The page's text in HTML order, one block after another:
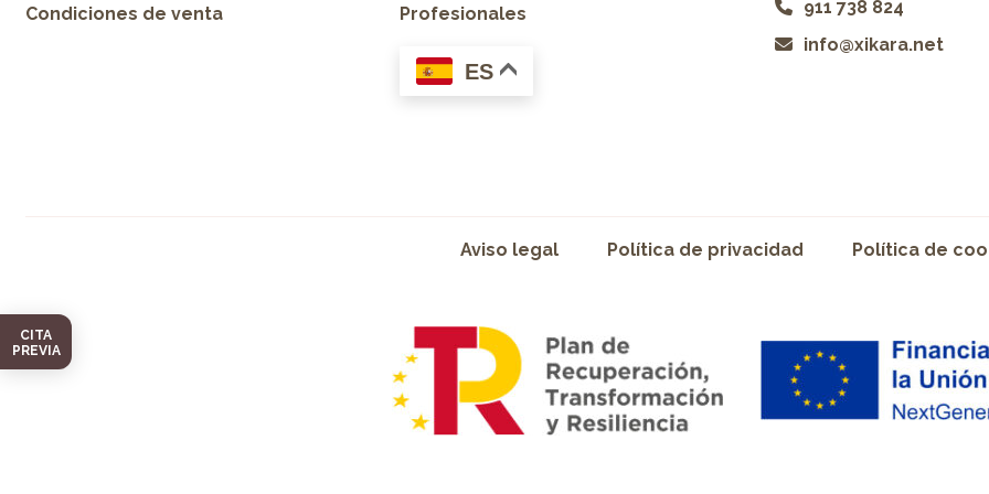
CITA
PREVIA
Condiciones de venta Profesionales
ES
911 738 824
info@xikara.net
Aviso legal Política de privacidad Política de